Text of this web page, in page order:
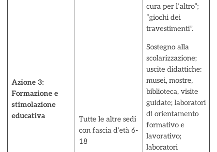
Azione 3:
Formazione e
stimolazione
educativa
cura per l’altro”;
“giochi dei
travestimenti”.
Tutte le altre sedi
con fascia d’età 6-
18
Sostegno alla
scolarizzazione;
uscite didattiche:
musei, mostre,
biblioteca, visite
guidate; laboratori
di orientamento
formativo e
lavorativo;
laboratori